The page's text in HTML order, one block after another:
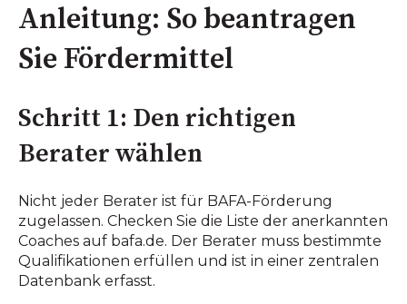
Anleitung: So beantragen
Sie Fördermittel
Schritt 1: Den richtigen
Berater wählen
Nicht jeder Berater ist für BAFA-Förderung
zugelassen. Checken Sie die Liste der anerkannten
Coaches auf bafa.de. Der Berater muss bestimmte
Qualifikationen erfüllen und ist in einer zentralen
Datenbank erfasst.